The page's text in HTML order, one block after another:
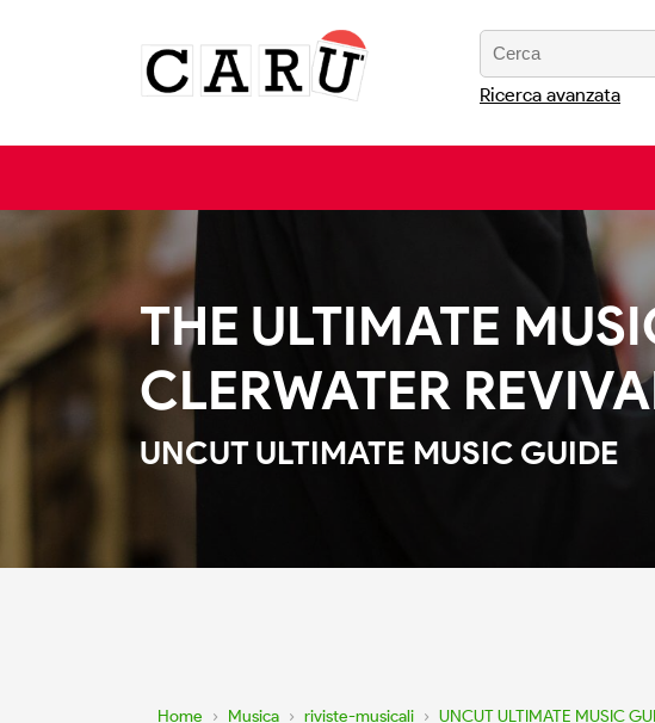
Ricerca avanzata
THE ULTIMATE
CLERWATER
UNCUT ULTIMATE MUSIC GUIDE
Home › Musica › riviste-musicali › UNCUT ULTIMATE MUSIC